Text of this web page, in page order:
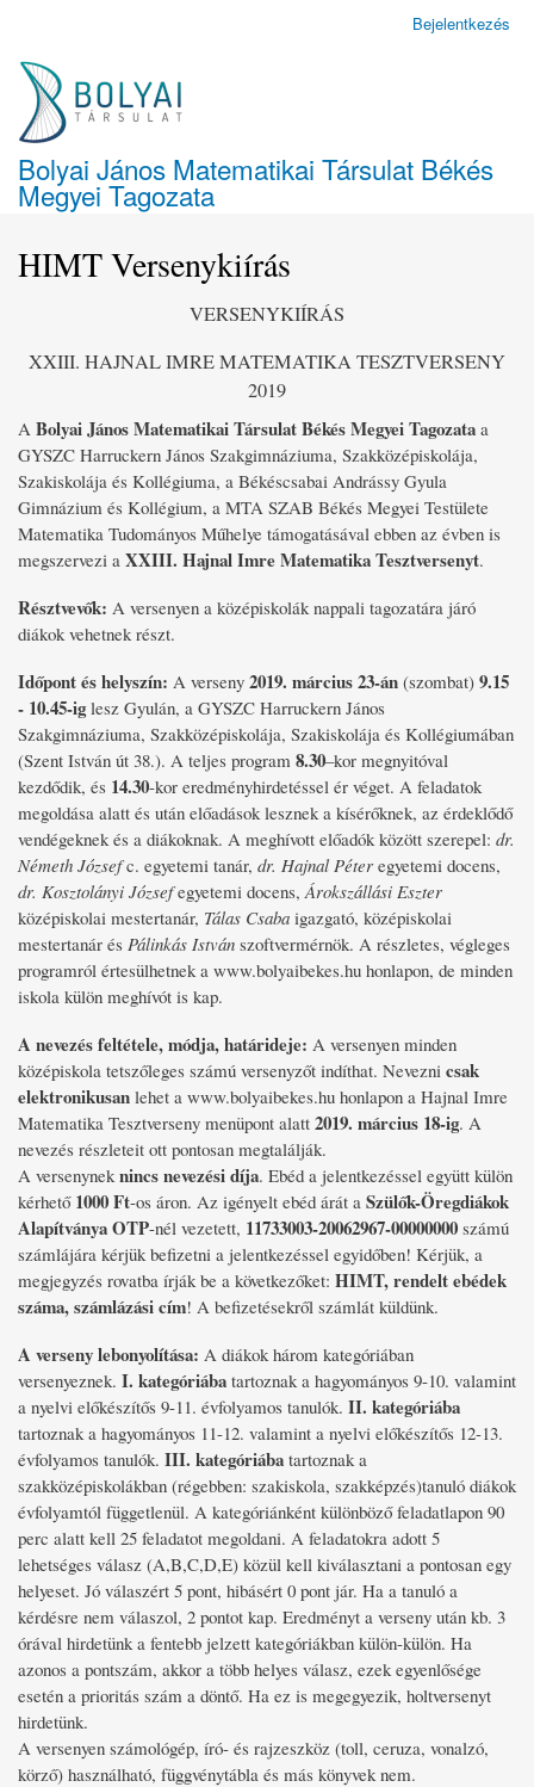
fiók
menüje
Bejelentkezés
Bolyai János Matematikai Társulat Békés
Megyei Tagozata
HIMT Versenykiírás
VERSENYKIÍRÁS
XXIII. HAJNAL IMRE MATEMATIKA TESZTVERSENY
2019
A Bolyai János Matematikai Társulat Békés Megyei Tagozata a
GYSZC Harruckern János Szakgimnáziuma, Szakközépiskolája,
Szakiskolája és Kollégiuma, a Békéscsabai Andrássy Gyula
Gimnázium és Kollégium, a MTA SZAB Békés Megyei Testülete
Matematika Tudományos Műhelye támogatásával ebben az évben is
megszervezi a XXIII. Hajnal Imre Matematika Tesztversenyt.
Résztvevők: A versenyen a középiskolák nappali tagozatára járó
diákok vehetnek részt.
Időpont és helyszín: A verseny 2019. március 23-án (szombat) 9.15
- 10.45-iglesz Gyulán, a GYSZC Harruckern János
Szakgimnáziuma, Szakközépiskolája, Szakiskolája és Kollégiumában
(Szent István út 38.). A teljes program 8.30–kor megnyitóval
kezdődik, és 14.30-kor eredményhirdetéssel ér véget. A feladatok
megoldása alatt és után előadások lesznek a kísérőknek, az érdeklődő
vendégeknek és a diákoknak. A meghívott előadók között szerepel: dr.
Németh Józsefc. egyetemi tanár, dr. Hajnal Péter egyetemi docens,
dr. Kosztolányi Józsefegyetemi docens, Árokszállási Eszter
középiskolai mestertanár, Tálas Csaba igazgató, középiskolai
mestertanár és Pálinkás István szoftvermérnök. A részletes, végleges
programról értesülhetnek a www.bolyaibekes.hu honlapon, de minden
iskola külön meghívót is kap.
A nevezés feltétele, módja, határideje: A versenyen minden
középiskola tetszőleges számú versenyzőt indíthat. Nevezni csak
elektronikusan lehet a www.bolyaibekes.hu honlapon a Hajnal Imre
Matematika Tesztverseny menüpont alatt 2019. március 18-ig. A
nevezés részleteit ott pontosan megtalálják.
A versenynek nincs nevezési díja. Ebéd a jelentkezéssel együtt külön
kérhető 1000 Ft-os áron. Az igényelt ebéd árát a Szülők-Öregdiákok
AlapítványaOTP-nél vezetett, 11733003-20062967-00000000 számú
számlájára kérjük befizetni a jelentkezéssel egyidőben! Kérjük, a
megjegyzés rovatba írják be a következőket: HIMT, rendelt ebédek
száma, számlázási cím! A befizetésekről számlát küldünk.
A verseny lebonyolítása: A diákok három kategóriában
versenyeznek. I. kategóriába tartoznak a hagyományos 9-10. valamint
a nyelvi előkészítős 9-11. évfolyamos tanulók. II. kategóriába
tartoznak a hagyományos 11-12. valamint a nyelvi előkészítős 12-13.
évfolyamos tanulók. III. kategóriába tartoznak a
szakközépiskolákban (régebben: szakiskola, szakképzés)tanuló diákok
évfolyamtól függetlenül. A kategóriánként különböző feladatlapon 90
perc alatt kell 25 feladatot megoldani. A feladatokra adott 5
lehetséges válasz (A,B,C,D,E) közül kell kiválasztani a pontosan egy
helyeset. Jó válaszért 5 pont, hibásért 0 pont jár. Ha a tanuló a
kérdésre nem válaszol, 2 pontot kap. Eredményt a verseny után kb. 3
órával hirdetünk a fentebb jelzett kategóriákban külön-külön. Ha
azonos a pontszám, akkor a több helyes válasz, ezek egyenlősége
esetén a prioritás szám a döntő. Ha ez is megegyezik, holtversenyt
hirdetünk.
A versenyen számológép, író- és rajzeszköz (toll, ceruza, vonalzó,
körző) használható, függvénytábla és más könyvek nem.